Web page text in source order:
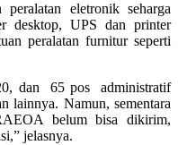
eletronik seharga
desktop, UPS dan printer
peralatan furnitur seperti
dan 65 pos administratif
lainnya. Namun, sementara
belum bisa dikirim,
jelasnya.